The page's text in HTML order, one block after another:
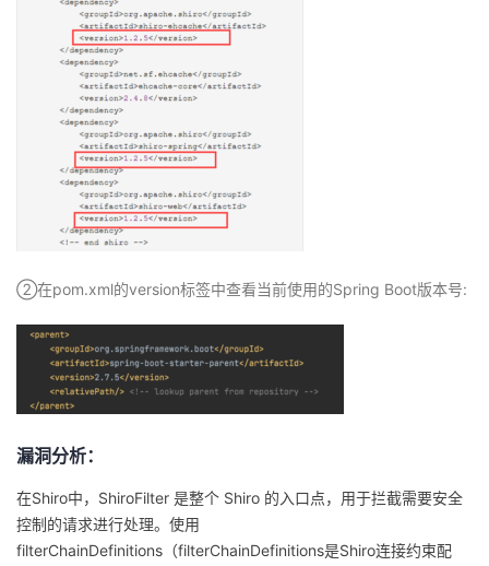
②在pom.xml的version标签中查看当前使用的Spring Boot版本号:
漏洞分析：
在Shiro中，ShiroFilter 是整个 Shiro 的入口点，用于拦截需要安全
控制的请求进行处理。使用
filterChainDefinitions（filterChainDefinitions是Shiro连接约束配